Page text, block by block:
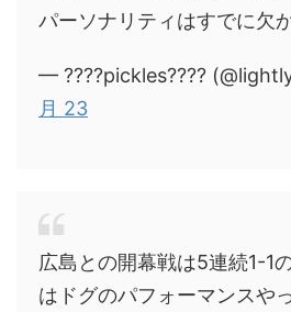
パーソナリティはすでに欠
— ????pickles????
月 23
広島との開幕戦は5連続1-1
はドグのパフォーマンスや